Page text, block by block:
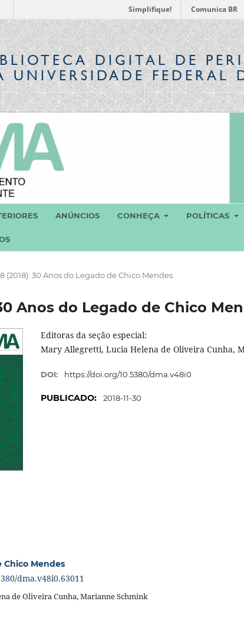
Simplifique! Comunica BR
DIGITALDE
UNIVERSIDADE FEDERAL
ANÚNCIOS CONHEÇA POLÍTICAS
(2018): 30 Anos do Legado de Chico Mendes
Anos do Legado de Chico
Editoras da seção especial:
Mary Allegretti, Lucia Helena de Oliveira Cunha,
DOI: https://doi.org/10.5380/dma.v48i0
PUBLICADO: 2018-11-30
Chico Mendes
dma.v48i0.63011
de Oliveira Cunha, Marianne Schmink